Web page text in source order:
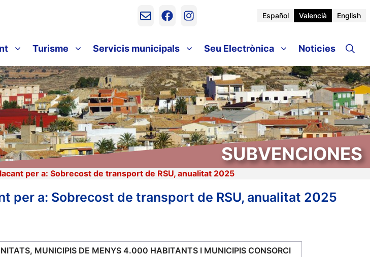
Español Valencià English
Turisme Servicis municipals Seu Electrònica Noticies
SUBVENCIONES
per a: Sobrecost de transport de RSU, anualitat 2025
per a: Sobrecost de transport de RSU, anualitat 2025
MUNICIPIS DE MENYS 4.000 HABITANTS I MUNICIPIS CONSORCI